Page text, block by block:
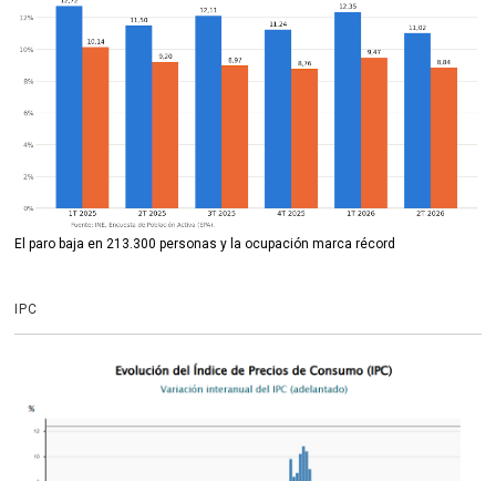
El paro baja en 213.300 personas y la ocupación marca récord
IPC